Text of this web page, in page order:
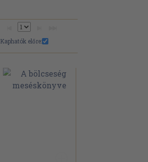
Kaphatók előre: